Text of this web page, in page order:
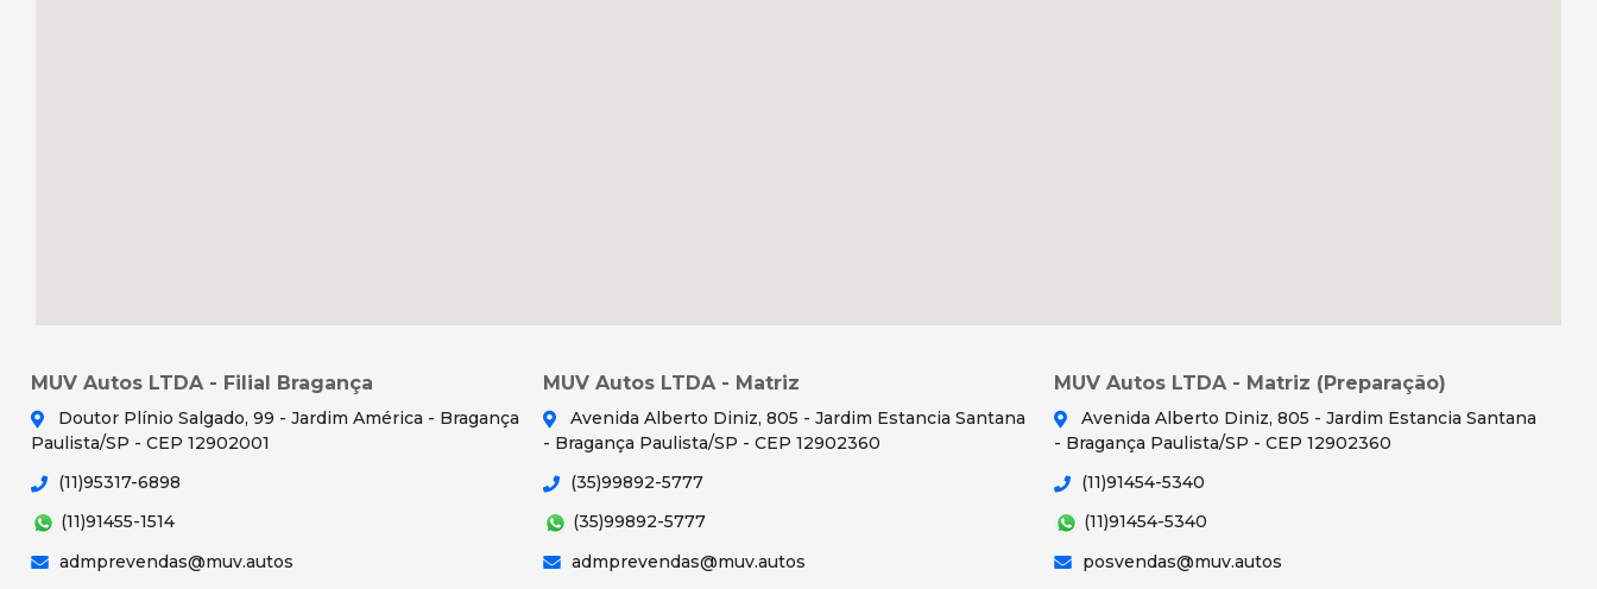
MUV Autos LTDA - Filial Bragança
Doutor Plínio Salgado, 99 - Jardim América - Bragança
Paulista/SP - CEP 12902001
(11)95317-6898
(11)91455-1514
admprevendas@muv.autos
MUV Autos LTDA - Matriz
Avenida Alberto Diniz, 805 - Jardim Estancia Santana
- Bragança Paulista/SP - CEP 12902360
(35)99892-5777
(35)99892-5777
admprevendas@muv.autos
MUV Autos LTDA - Matriz (Preparação)
Avenida Alberto Diniz, 805 - Jardim Estancia Santana
- Bragança Paulista/SP - CEP 12902360
(11)91454-5340
(11)91454-5340
posvendas@muv.autos